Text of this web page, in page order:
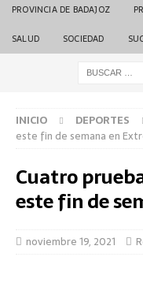
PROVINCIA DE BADAJOZ
SALUD SOCIEDAD
INICIO DEPORTES
este fin de semana en
Cuatro
este fin de
noviembre 19, 2021